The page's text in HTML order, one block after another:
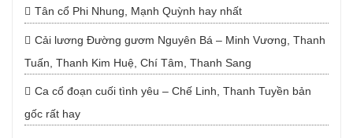
Tân cổ Phi Nhung, Mạnh Quỳnh hay nhất
Cải lương Đường gươm Nguyên Bá – Minh Vương, Thanh
Tuấn, Thanh Kim Huệ, Chí Tâm, Thanh Sang
Ca cổ đoạn cuối tình yêu – Chế Linh, Thanh Tuyền bản
gốc rất hay